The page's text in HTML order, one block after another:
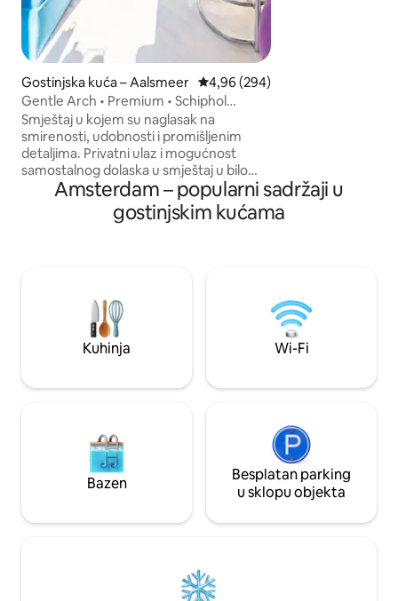
Gostinjska kuća – Aalsmeer Prosječna ocjena: 4,96/5,
4,96 (294)
Gentle Arch • Premium • Schiphol
Amsterdam
Smještaj u kojem su naglasak na
smirenosti, udobnosti i promišljenim
detaljima. Privatni ulaz i mogućnost
samostalnog dolaska u smještaj u bilo
koje doba dana kako bi sve prošlo bez
ikakvih poteškoća. Besplatan parking
pored studija, punjači za električna vozila
mlaznicama i privatni hamam stvaraju
miran oporavak. Brz Wi-Fi, pametni TV s
Netflixom i Primeom pružaju udobnost
za odmor i rad. Kafići i restorani na obali
Amsterdam – popularni sadržaji u
gostinjskim kućama
Kuhinja Wi-Fi
Bazen
Besplatan parking
u sklopu objekta